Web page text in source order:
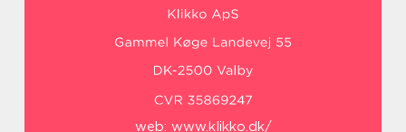
web: www.klikko.dk/